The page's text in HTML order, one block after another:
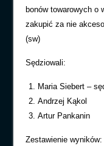
bonów towarowych o
zakupić za nie
(sw)
Sędziowali:
Maria Siebert –
Andrzej Kąkol
Artur Pankanin
Zestawienie wyników: